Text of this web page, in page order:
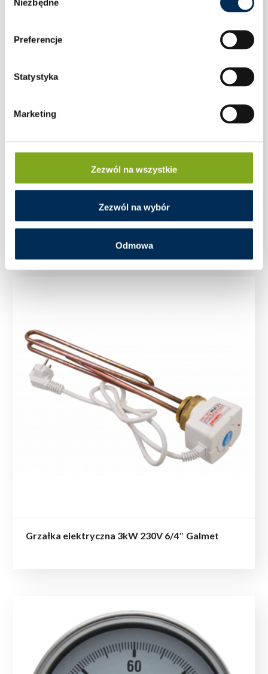
zgody
Niezbędne
Preferencje
Statystyka
Marketing
Zezwól na wszystkie
Zezwól na wybór
Odmowa
Zawór strefowy trój-drogowy kulowy GZ5/4 Kv
15,5m3/h z siłownikiem 230V Barberi
Grzałka elektryczna 3kW 230V 6/4″ Galmet